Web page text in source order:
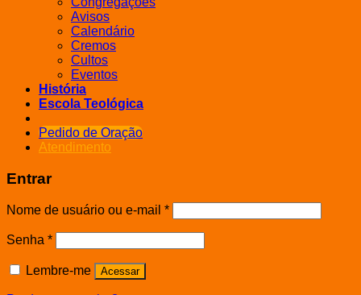
Avisos
Calendário
Cremos
Cultos
Eventos
História
Escola Teológica
Pedido de Oração
Atendimento
Entrar
Nome de usuário ou e-mail *
Senha *
Lembre-me Acessar